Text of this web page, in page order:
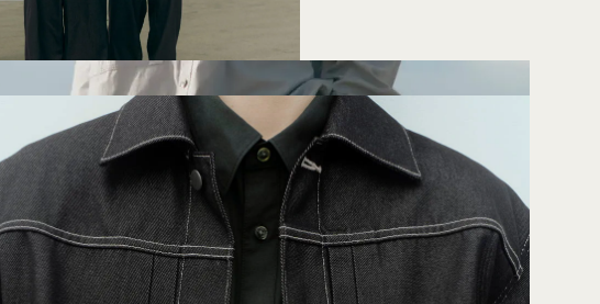
03